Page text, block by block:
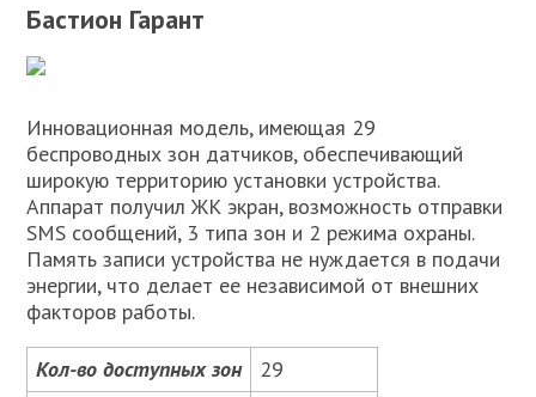
Бастион Гарант
Инновационная модель, имеющая 29
беспроводных зон датчиков, обеспечивающий
широкую территорию установки устройства.
Аппарат получил ЖК экран, возможность отправки
SMS сообщений, 3 типа зон и 2 режима охраны.
Память записи устройства не нуждается в подачи
энергии, что делает ее независимой от внешних
факторов работы.
Кол-во доступных зон
29